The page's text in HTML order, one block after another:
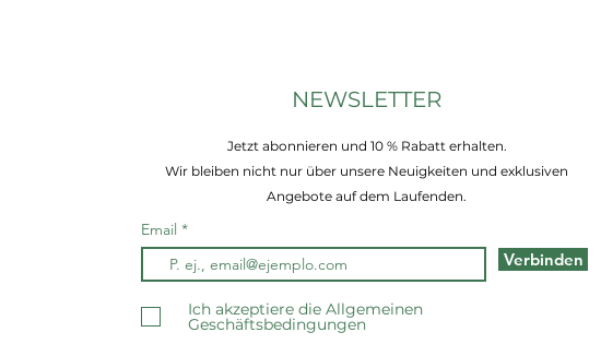
NEWSLETTER
Jetzt abonnieren und 10 % Rabatt erhalten.
Wir bleiben nicht nur über unsere Neuigkeiten und exklusiven
Angebote auf dem Laufenden.
Email
Verbinden
Ich akzeptiere die Allgemeinen
Geschäftsbedingungen